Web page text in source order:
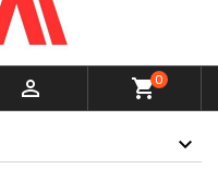
 shopping_cart0